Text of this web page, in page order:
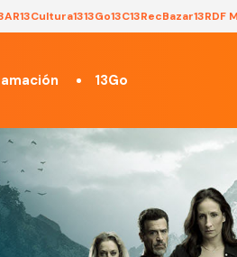
AR13Cultura1313Go13C13RecBazar13RDF
13Go